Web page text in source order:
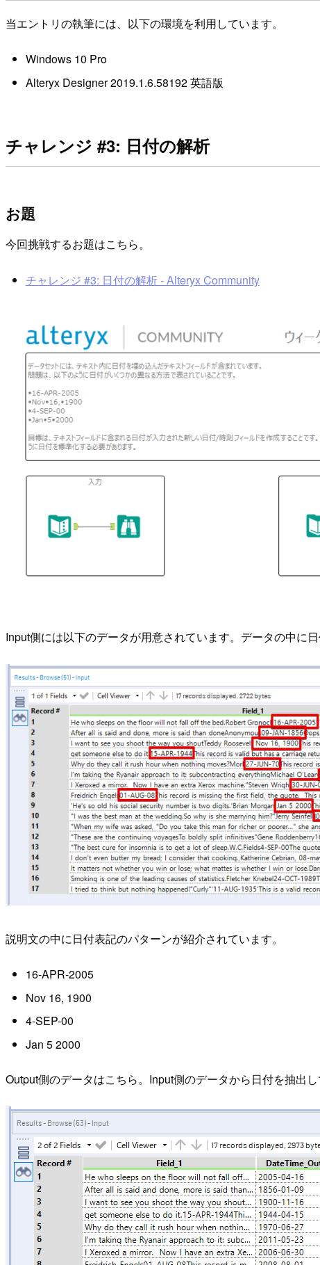
当エントリの執筆には、以下の環境を利用しています。
Windows 10 Pro
Alteryx Designer 2019.1.6.58192 英語版
チャレンジ #3: 日付の解析
お題
今回挑戦するお題はこちら。
チャレンジ #3: 日付の解析 - Alteryx Community
Input側には以下のデータが用意されています。データの中に日
説明文の中に日付表記のパターンが紹介されています。
16-APR-2005
Nov 16, 1900
4-SEP-00
Jan 5 2000
Output側のデータはこちら。Input側のデータから日付を抽出し